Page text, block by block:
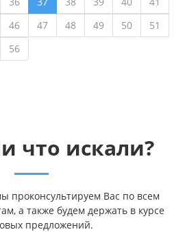
46 47 48 49 50
51
56
что искали?
проконсультируем Вас по всем
а также будем держать в курсе
предложений.